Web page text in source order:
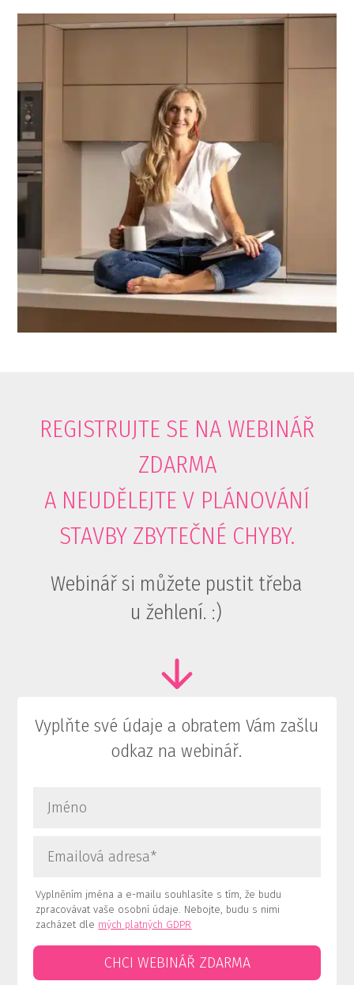
REGISTRUJTE SE NA WEBINÁŘ
ZDARMA
A NEUDĚLEJTE V PLÁNOVÁNÍ
STAVBY ZBYTEČNÉ CHYBY.
Webinář si můžete pustit třeba
u žehlení. :)
Vyplňte své údaje a obratem Vám zašlu
odkaz na webinář.
Vyplněním jména a e-mailu souhlasíte s tím, že budu
zpracovávat vaše osobní údaje. Nebojte, budu s nimi
zacházet dle mých platných GDPR
CHCI WEBINÁŘ ZDARMA